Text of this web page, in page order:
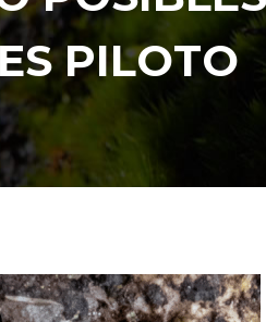
PILOTO